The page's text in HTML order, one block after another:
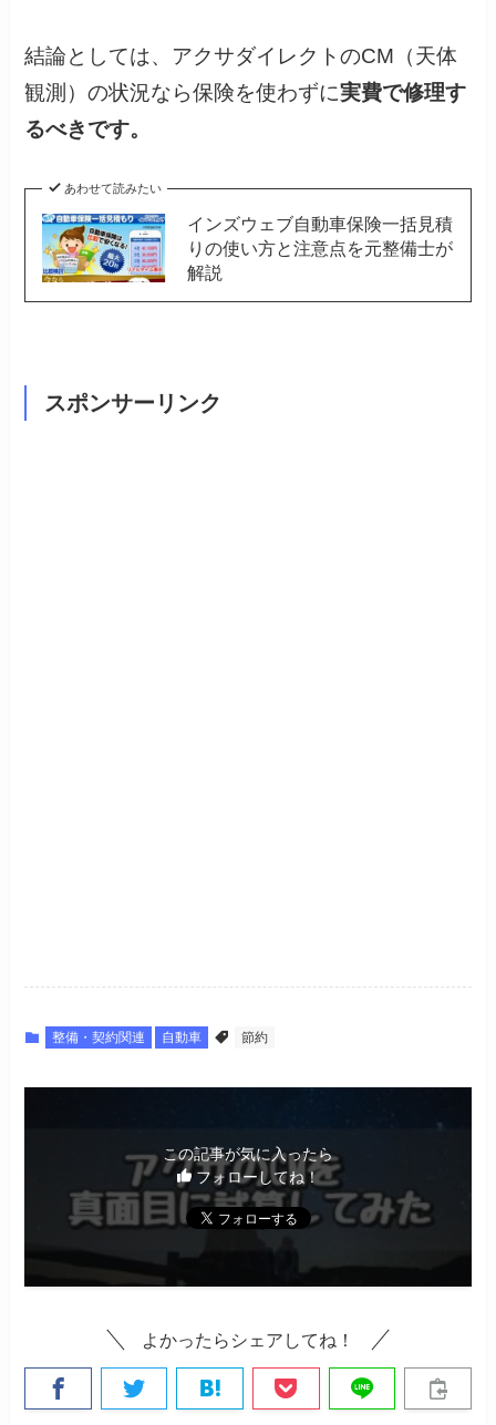
結論としては、アクサダイレクトのCM（天体
観測）の状況なら保険を使わずに実費で修理す
るべきです。
あわせて読みたい
インズウェブ自動車保険一括見積
りの使い方と注意点を元整備士が
解説
スポンサーリンク
整備・契約関連 自動車 節約
この記事が気に入ったら
フォローしてね！
よかったらシェアしてね！